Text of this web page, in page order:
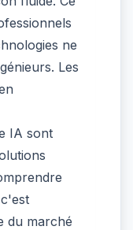
ne
Les
IA sont
du marché